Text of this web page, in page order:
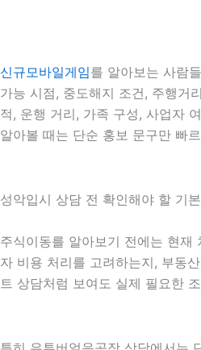
신규모바일게임를 알아보는 사람
가능 시점, 중도해지 조건, 주행거
적, 운행 거리, 가족 구성, 사업자
알아볼 때는 단순 홍보 문구만 빠
성악입시 상담 전 확인해야 할 기
주식이동를 알아보기 전에는 현
자 비용 처리를 고려하는지, 부동
트 상담처럼 보여도 실제 필요한